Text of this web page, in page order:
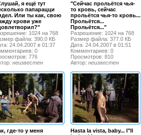
я ещё тут
папарацци
Или ты как, свою
крови уже
1024 на 768
файла: 390.0 КБ
24.04.2007 в 01:37
0
776
неизвестен
"Сейчас прольётся чья-
то кровь, сейчас
прольётся чья-то кровь...
Прольётся...
Прольётся..."
Разрешение: 1024 на 768
Размер файла: 377.0 КБ
Дата: 24.04.2007 в 01:51
Комментариев: 0
Просмотров: 810
Автор: неизвестен
где-то у меня
Hasta la vista, baby... I"ll